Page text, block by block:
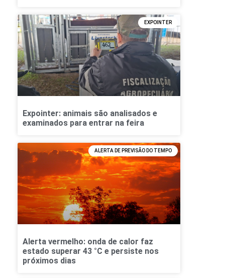
EXPOINTER
Expointer: animais são analisados e
examinados para entrar na feira
ALERTA DE PREVISÃO DO TEMPO
Alerta vermelho: onda de calor faz
estado superar 43 °C e persiste nos
próximos dias